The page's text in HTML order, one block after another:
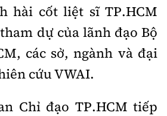
hài cốt liệt sĩ TP.HCM
dự của lãnh đạo Bộ
các sở, ngành và đại
cứu VWAI.
Chỉ đạo TP.HCM tiếp